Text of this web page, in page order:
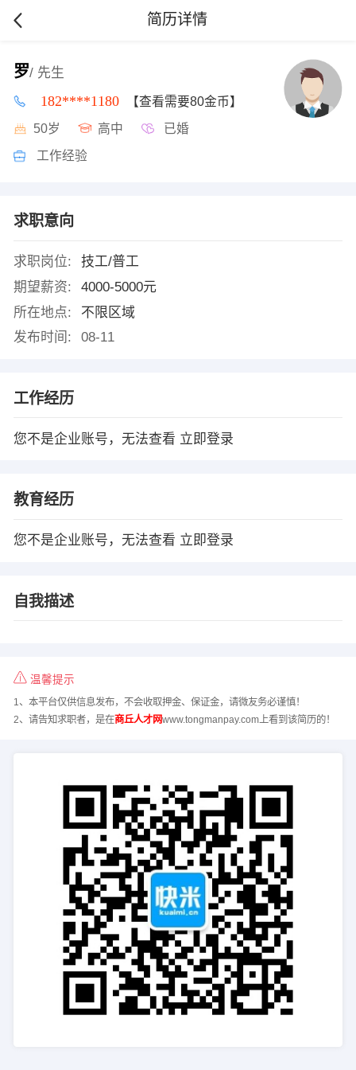
简历详情
罗/ 先生
182****1180 【查看需要80金币】
50岁 高中 已婚
工作经验
求职意向
求职岗位:
技工/普工
期望薪资:
4000-5000元
所在地点:
不限区域
发布时间:
08-11
工作经历
您不是企业账号，无法查看 立即登录
教育经历
您不是企业账号，无法查看 立即登录
自我描述
温馨提示
1、本平台仅供信息发布，不会收取押金、保证金，请微友务必谨慎！
2、请告知求职者，是在商丘人才网www.tongmanpay.com上看到该简历的！